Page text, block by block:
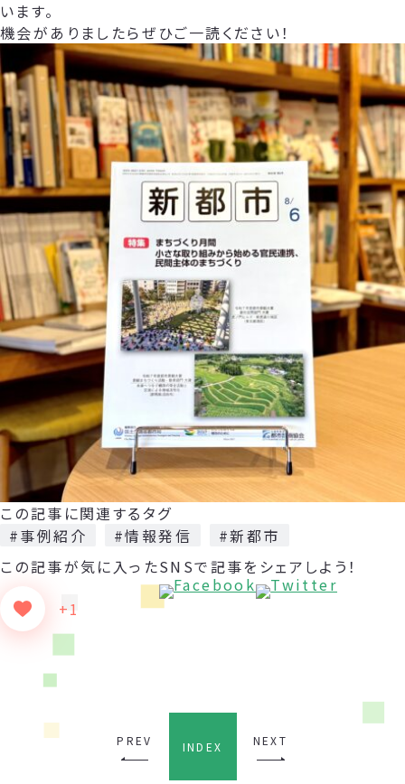
います。
機会がありましたらぜひご一読ください！
この記事に関連するタグ
#事例紹介
#情報発信
#新都市
この記事が気に入った
+1
SNSで記事をシェアしよう！
PREV INDEX NEXT